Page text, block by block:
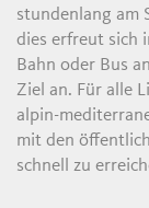
stundenlang am
dies erfreut sich
Bahn oder Bus
Ziel an. Für alle
alpin-
mit den
schnell zu